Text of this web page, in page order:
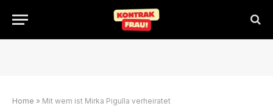
Home » Mit wem ist Mirka Pigulla verheiratet